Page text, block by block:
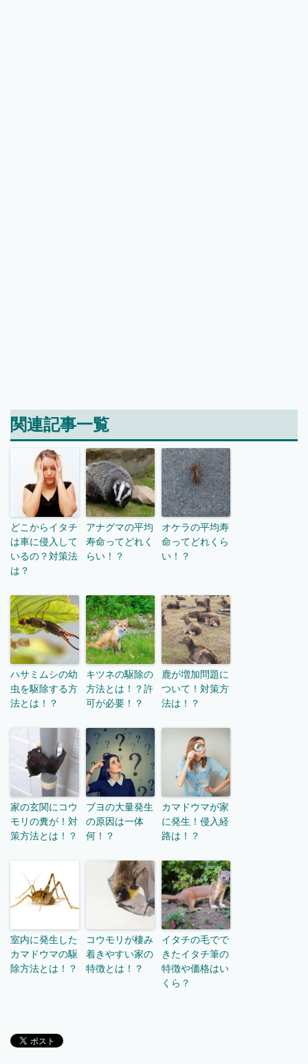
関連記事一覧
どこからイタチ
は車に侵入して
いるの？対策法
は？
アナグマの平均
寿命ってどれく
らい！？
オケラの平均寿
命ってどれくら
い！？
ハサミムシの幼
虫を駆除する方
法とは！？
キツネの駆除の
方法とは！？許
可が必要！？
鹿が増加問題に
ついて！対策方
法は！？
家の玄関にコウ
モリの糞が！対
策方法とは！？
ブヨの大量発生
の原因は一体
何！？
カマドウマが家
に発生！侵入経
路は！？
室内に発生した
カマドウマの駆
除方法とは！？
コウモリが棲み
着きやすい家の
特徴とは！？
イタチの毛でで
きたイタチ筆の
特徴や価格はい
くら？